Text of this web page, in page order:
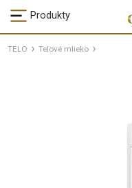
Produkty
TELO Telové mlieko